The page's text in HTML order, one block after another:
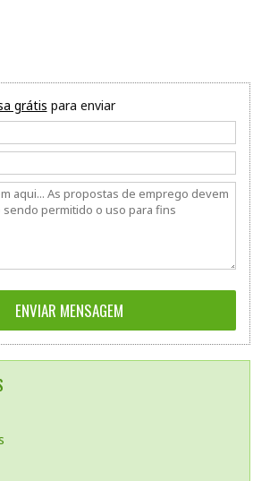
grátis para enviar